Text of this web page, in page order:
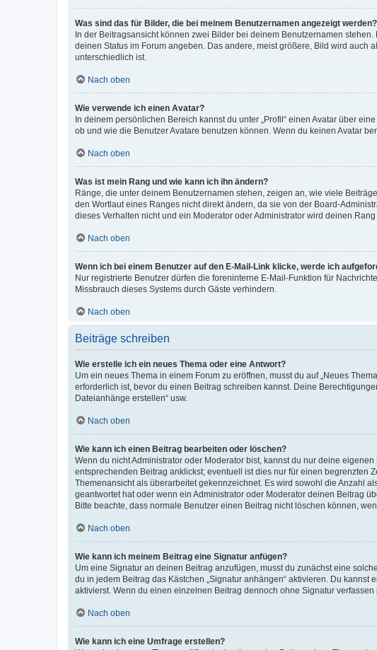
Was sind das für Bilder, die bei meinem Benutzernamen angezeigt werden?
In der Beitragsansicht können zwei Bilder bei deinem Benutzernamen
deinen Status im Forum angeben. Das andere, meist größere, Bild wird auch
unterschiedlich ist.
Nach oben
Wie verwende ich einen Avatar?
In deinem persönlichen Bereich kannst du unter „Profil“ einen Avatar über
ob und wie die Benutzer Avatare benutzen können. Wenn du keinen Avatar
Nach oben
Was ist mein Rang und wie kann ich ihn ändern?
Ränge, die unter deinem Benutzernamen stehen, zeigen an, wie viele
den Wortlaut eines Ranges nicht direkt ändern, da sie von der Board-
dieses Verhalten nicht und ein Moderator oder Administrator wird deinen
Nach oben
Wenn ich bei einem Benutzer auf den E-Mail-Link klicke, werde ich
Nur registrierte Benutzer dürfen die foreninterne E-Mail-Funktion für
Missbrauch dieses Systems durch Gäste verhindern.
Nach oben
Beiträge schreiben
Wie erstelle ich ein neues Thema oder eine Antwort?
Um ein neues Thema in einem Forum zu eröffnen, musst du auf „Neues
erforderlich ist, bevor du einen Beitrag schreiben kannst. Deine
Dateianhänge erstellen“ usw.
Nach oben
Wie kann ich einen Beitrag bearbeiten oder löschen?
Wenn du nicht Administrator oder Moderator bist, kannst du nur deine
entsprechenden Beitrag anklickst; eventuell ist dies nur für einen begrenzten
Themenansicht als überarbeitet gekennzeichnet. Es wird sowohl die Anzahl
geantwortet hat oder wenn ein Administrator oder Moderator deinen Beitrag
Bitte beachte, dass normale Benutzer einen Beitrag nicht löschen können,
Nach oben
Wie kann ich meinem Beitrag eine Signatur anfügen?
Um eine Signatur an deinen Beitrag anzufügen, musst du zunächst eine
du in jedem Beitrag das Kästchen „Signatur anhängen“ aktivieren. Du
aktivierst. Wenn du einen einzelnen Beitrag dennoch ohne Signatur
Nach oben
Wie kann ich eine Umfrage erstellen?